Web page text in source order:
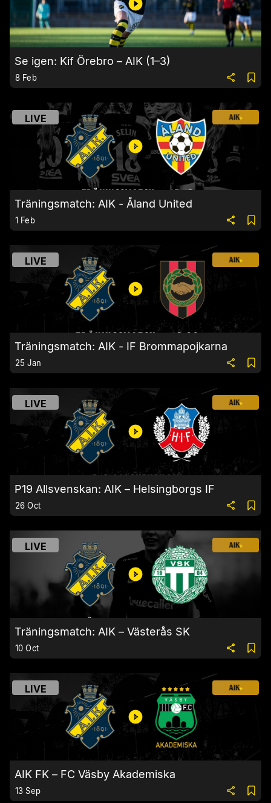
Se igen: Kif Örebro – AIK (1–3)
8 Feb
LIVE
Träningsmatch: AIK - Åland United
1 Feb
LIVE
Träningsmatch: AIK - IF Brommapojkarna
25 Jan
LIVE
P19 Allsvenskan: AIK – Helsingborgs IF
26 Oct
LIVE
Träningsmatch: AIK – Västerås SK
10 Oct
LIVE
AIK FK – FC Väsby Akademiska
13 Sep